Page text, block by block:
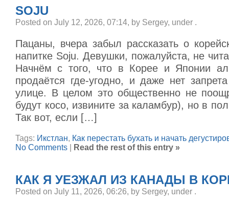
SOJU
Posted on July 12, 2026, 07:14, by Sergey, under .
Пацаны, вчера забыл рассказать о
напитке Soju. Девушки, пожалуйста, не
Начнём с того, что в Корее и Японии
продаётся где-угодно, и даже нет
улице. В целом это общественно не
будут косо, извините за каламбур), но в
Так вот, если […]
Tags: Икстлан, Как перестать бухать и начать
No Comments
Read the rest of this entry »
КАК Я УЕЗЖАЛ ИЗ КАНАДЫ В
Posted on July 11, 2026, 06:26, by Sergey, under .